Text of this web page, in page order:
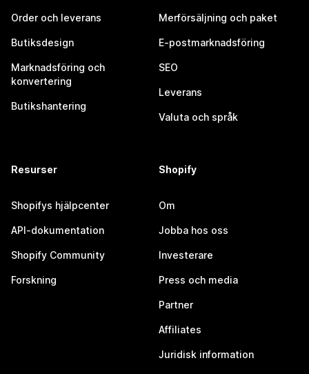
Order och leverans
Butiksdesign
Marknadsföring och
konvertering
Butikshantering
Merförsäljning och paket
E-postmarknadsföring
SEO
Leverans
Valuta och språk
Resurser
Shopifys hjälpcenter
API-dokumentation
Shopify Community
Forskning
Shopify
Om
Jobba hos oss
Investerare
Press och media
Partner
Affiliates
Juridisk information